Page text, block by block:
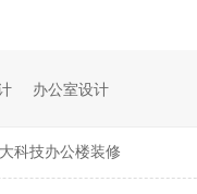
办公室设计
科技办公楼装修